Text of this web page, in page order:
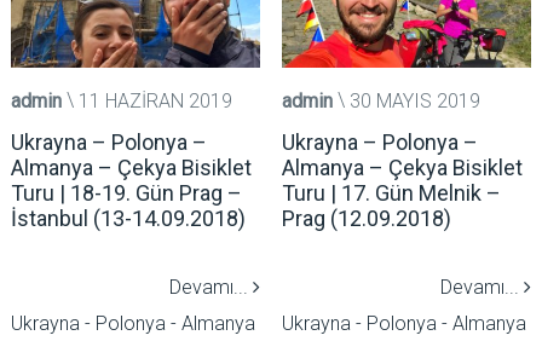
admin 11 HAZIRAN 2019
Ukrayna – Polonya –
Almanya – Çekya Bisiklet
Turu | 18-19. Gün Prag –
İstanbul (13-14.09.2018)
Devamı...
Ukrayna - Polonya - Almanya
admin 30 MAYIS 2019
Ukrayna – Polonya –
Almanya – Çekya Bisiklet
Turu | 17. Gün Melnik –
Prag (12.09.2018)
Devamı...
Ukrayna - Polonya - Almanya